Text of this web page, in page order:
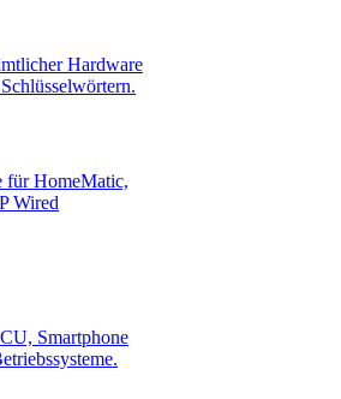
Hardware
für HomeMatic,
Wired
Smartphone